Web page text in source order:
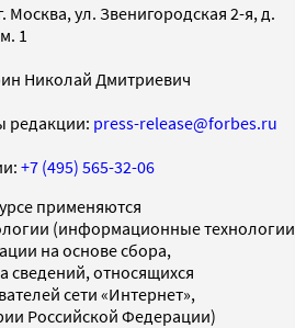
Москва, ул. Звенигородская 2-я, д.
1
Николай Дмитриевич
редакции: press-release@forbes.ru
+7 (495) 565-32-06
применяются
(информационные технологии
на основе сбора,
сведений, относящихся
сети «Интернет»,
Российской Федерации)